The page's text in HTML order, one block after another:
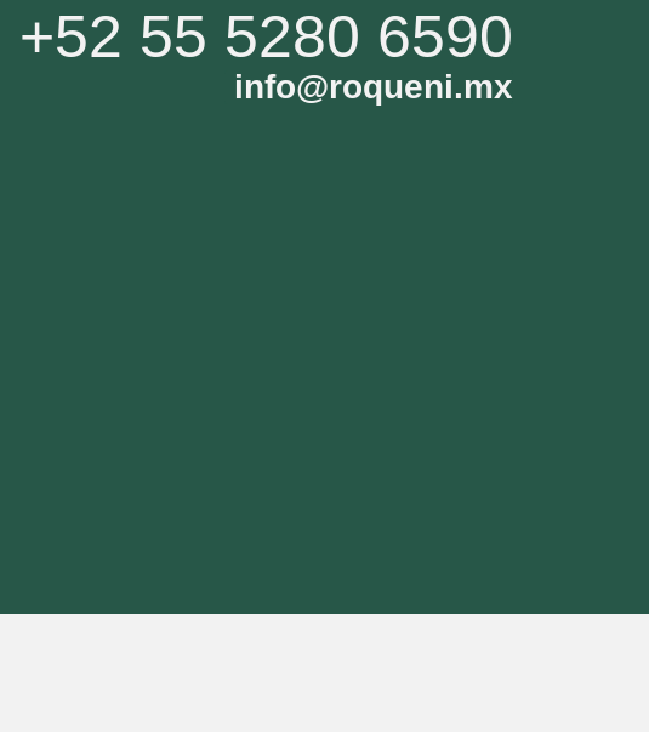
+52 55 5280 6590
info@roqueni.mx